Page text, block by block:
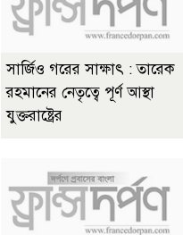
সার্জিও গরের সাক্ষাৎ : তারেক
রহমানের নেতৃত্বে পূর্ণ আস্থা
যুক্তরাষ্ট্রের